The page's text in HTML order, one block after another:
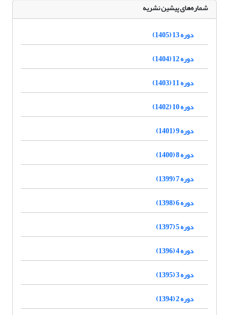
شماره‌های پیشین نشریه
دوره 13 (1405)
دوره 12 (1404)
دوره 11 (1403)
دوره 10 (1402)
دوره 9 (1401)
دوره 8 (1400)
دوره 7 (1399)
دوره 6 (1398)
دوره 5 (1397)
دوره 4 (1396)
دوره 3 (1395)
دوره 2 (1394)